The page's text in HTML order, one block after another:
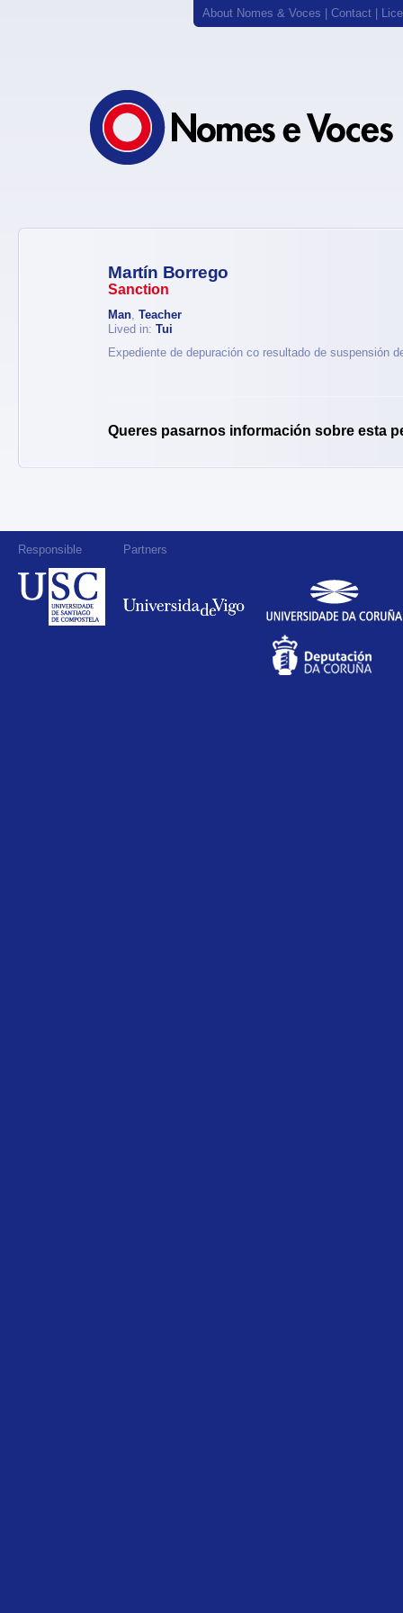
About Nomes & Voces Contact
Martín Borrego
Sanction
Man, Teacher
Lived in: Tui
Expediente de depuración co resultado de suspensión
Queres pasarnos información sobre esta
Responsible Partners